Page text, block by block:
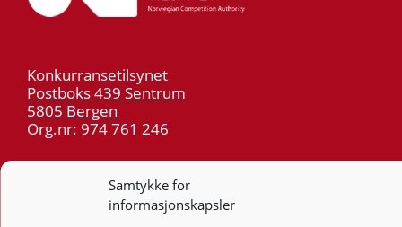
Samtykke for
informasjonskapsler
Konkurransetilsynet
Postboks 439 Sentrum
5805 Bergen
Org.nr: 974 761 246
55 59 75 00
post@kt.no